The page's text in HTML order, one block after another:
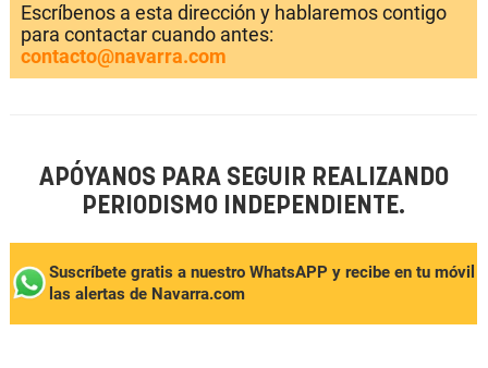
Escríbenos a esta dirección y hablaremos contigo
para contactar cuando antes:
contacto@navarra.com
APÓYANOS PARA SEGUIR REALIZANDO
PERIODISMO INDEPENDIENTE.
Suscríbete gratis a nuestro WhatsAPP y recibe en tu móvil
las alertas de Navarra.com